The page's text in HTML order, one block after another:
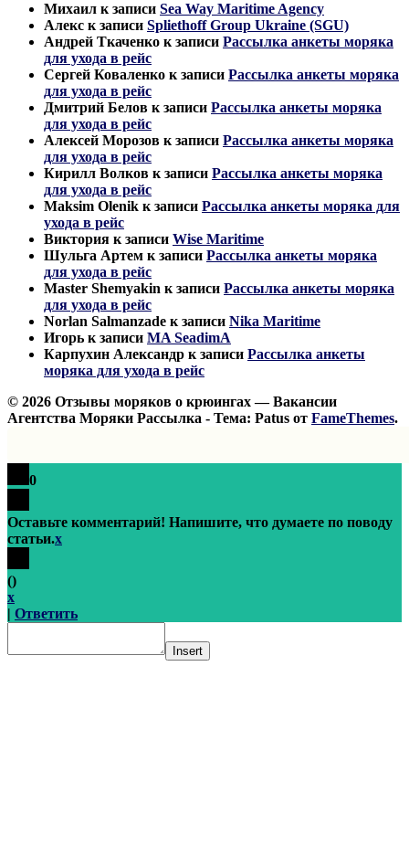
Михаил к записи Sea Way Maritime Agency
Алекс к записи Spliethoff Group Ukraine (SGU)
Андрей Ткаченко к записи Рассылка анкеты моряка
для ухода в рейс
Сергей Коваленко к записи Рассылка анкеты моряка
для ухода в рейс
Дмитрий Белов к записи Рассылка анкеты моряка
для ухода в рейс
Алексей Морозов к записи Рассылка анкеты моряка
для ухода в рейс
Кирилл Волков к записи Рассылка анкеты моряка
для ухода в рейс
Maksim Olenik к записи Рассылка анкеты моряка для
ухода в рейс
Виктория к записи Wise Maritime
Шульга Артем к записи Рассылка анкеты моряка
для ухода в рейс
Master Shemyakin к записи Рассылка анкеты моряка
для ухода в рейс
Norlan Salmanzade к записи Nika Maritime
Игорь к записи MA SeadimA
Карпухин Александр к записи Рассылка анкеты
моряка для ухода в рейс
© 2026 Отзывы моряков о крюингах — Вакансии
Агентства Моряки Рассылка - Тема: Patus от FameThemes.
0
Оставьте комментарий! Напишите, что думаете по поводу
статьи.x
()
x
| Ответить
Insert